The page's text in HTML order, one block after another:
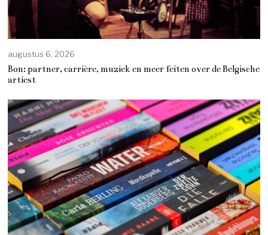
augustus 6, 2026
Bon: partner, carrière, muziek en meer feiten over de Belgische
artiest